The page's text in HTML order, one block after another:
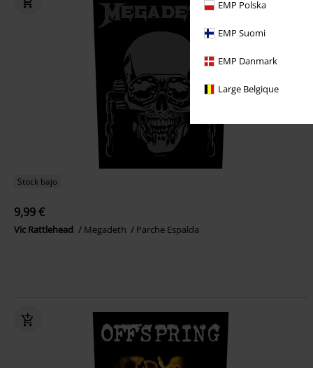
EMP Polska
EMP Suomi
EMP Danmark
Large Belgique
Stock bajo
9,99 €
Vic Rattlehead Megadeth Parche Espalda